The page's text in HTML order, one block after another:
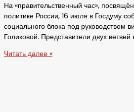
На «правительственный час»,
политике России, 16 июля в Госдуму
социального блока под руководством
Голиковой. Представители двух ветвей
Читать далее »